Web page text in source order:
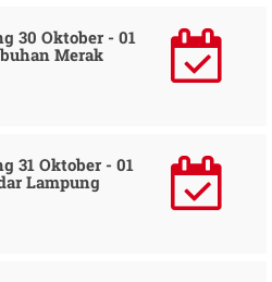
30 Oktober - 01
Merak
31 Oktober - 01
Lampung